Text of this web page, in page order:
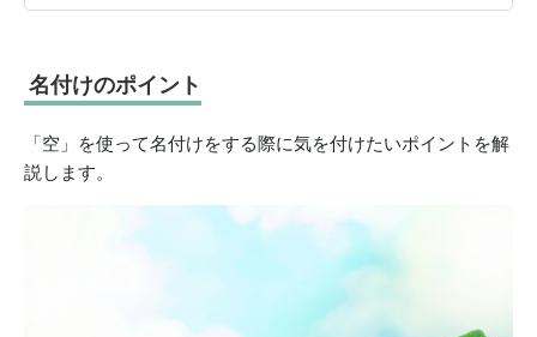
名付けのポイント
「空」を使って名付けをする際に気を付けたいポイントを解
説します。